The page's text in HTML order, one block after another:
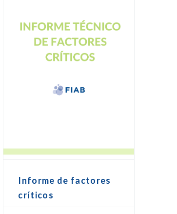
Informe de factores
críticos